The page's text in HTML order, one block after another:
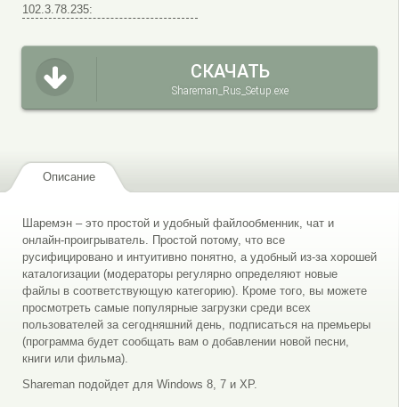
102.3.78.235:
СКАЧАТЬ
Shareman_Rus_Setup.exe
Описание
Шаремэн – это простой и удобный файлообменник, чат и
онлайн-проигрыватель. Простой потому, что все
русифицировано и интуитивно понятно, а удобный из-за хорошей
каталогизации (модераторы регулярно определяют новые
файлы в соответствующую категорию). Кроме того, вы можете
просмотреть самые популярные загрузки среди всех
пользователей за сегодняшний день, подписаться на премьеры
(программа будет сообщать вам о добавлении новой песни,
книги или фильма).
Shareman подойдет для Windows 8, 7 и XP.